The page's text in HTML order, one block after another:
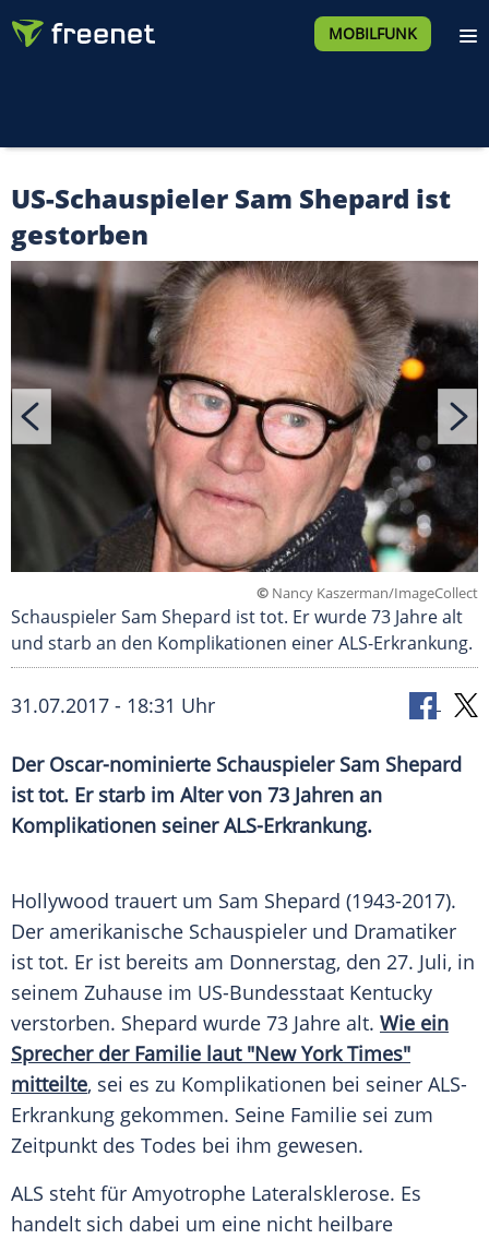
MOBILFUNK
US-Schauspieler Sam Shepard ist
gestorben
© Nancy Kaszerman/ImageCollect
Schauspieler Sam Shepard ist tot. Er wurde 73 Jahre alt
und starb an den Komplikationen einer ALS-Erkrankung.
31.07.2017 - 18:31 Uhr
Der Oscar-nominierte Schauspieler Sam Shepard
ist tot. Er starb im Alter von 73 Jahren an
Komplikationen seiner ALS-Erkrankung.
Hollywood trauert um Sam Shepard (1943-2017).
Der amerikanische Schauspieler und Dramatiker
ist tot. Er ist bereits am Donnerstag, den 27. Juli, in
seinem Zuhause im US-Bundesstaat Kentucky
verstorben. Shepard wurde 73 Jahre alt. Wie ein
Sprecher der Familie laut "New York Times"
mitteilte, sei es zu Komplikationen bei seiner ALS-
Erkrankung gekommen. Seine Familie sei zum
Zeitpunkt des Todes bei ihm gewesen.
ALS steht für Amyotrophe Lateralsklerose. Es
handelt sich dabei um eine nicht heilbare